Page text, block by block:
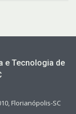
e Tecnologia de
Florianópolis-SC